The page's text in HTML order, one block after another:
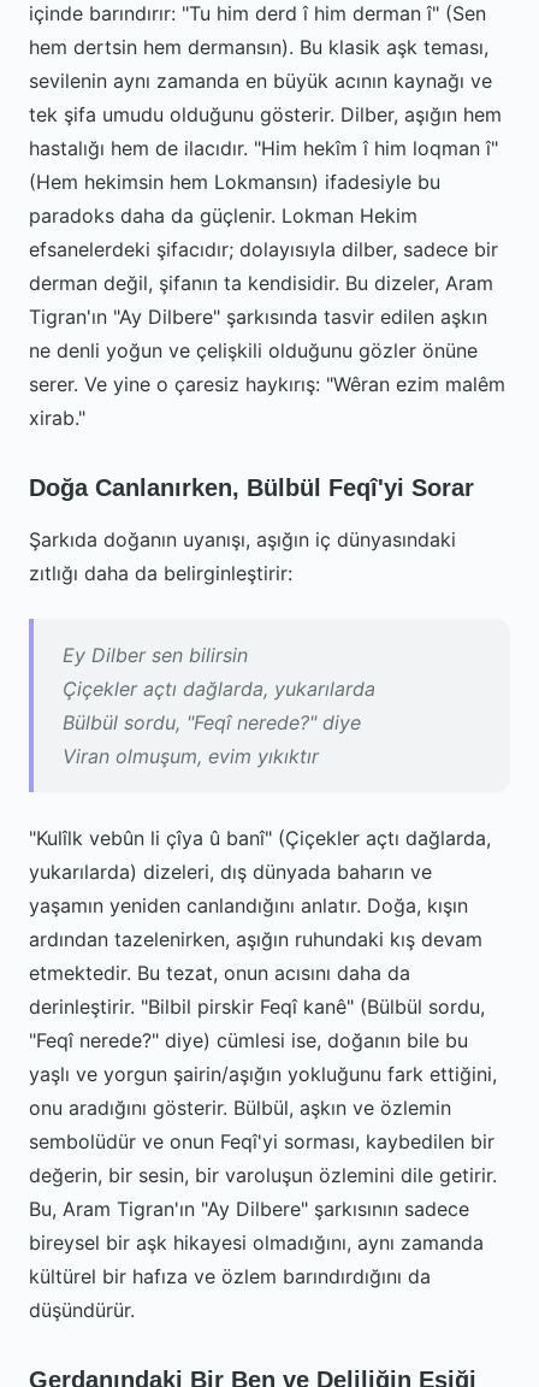
içinde barındırır: "Tu him derd î him derman î" (Sen
hem dertsin hem dermansın). Bu klasik aşk teması,
sevilenin aynı zamanda en büyük acının kaynağı ve
tek şifa umudu olduğunu gösterir. Dilber, aşığın hem
hastalığı hem de ilacıdır. "Him hekîm î him loqman î"
(Hem hekimsin hem Lokmansın) ifadesiyle bu
paradoks daha da güçlenir. Lokman Hekim
efsanelerdeki şifacıdır; dolayısıyla dilber, sadece bir
derman değil, şifanın ta kendisidir. Bu dizeler, Aram
Tigran'ın "Ay Dilbere" şarkısında tasvir edilen aşkın
ne denli yoğun ve çelişkili olduğunu gözler önüne
serer. Ve yine o çaresiz haykırış: "Wêran ezim malêm
xirab."
Doğa Canlanırken, Bülbül Feqî'yi Sorar
Şarkıda doğanın uyanışı, aşığın iç dünyasındaki
zıtlığı daha da belirginleştirir:
Ey Dilber sen bilirsin
Çiçekler açtı dağlarda, yukarılarda
Bülbül sordu, "Feqî nerede?" diye
Viran olmuşum, evim yıkıktır
"Kulîlk vebûn li çîya û banî" (Çiçekler açtı dağlarda,
yukarılarda) dizeleri, dış dünyada baharın ve
yaşamın yeniden canlandığını anlatır. Doğa, kışın
ardından tazelenirken, aşığın ruhundaki kış devam
etmektedir. Bu tezat, onun acısını daha da
derinleştirir. "Bilbil pirskir Feqî kanê" (Bülbül sordu,
"Feqî nerede?" diye) cümlesi ise, doğanın bile bu
yaşlı ve yorgun şairin/aşığın yokluğunu fark ettiğini,
onu aradığını gösterir. Bülbül, aşkın ve özlemin
sembolüdür ve onun Feqî'yi sorması, kaybedilen bir
değerin, bir sesin, bir varoluşun özlemini dile getirir.
Bu, Aram Tigran'ın "Ay Dilbere" şarkısının sadece
bireysel bir aşk hikayesi olmadığını, aynı zamanda
kültürel bir hafıza ve özlem barındırdığını da
düşündürür.
Gerdanındaki Bir Ben ve Deliliğin Eşiği